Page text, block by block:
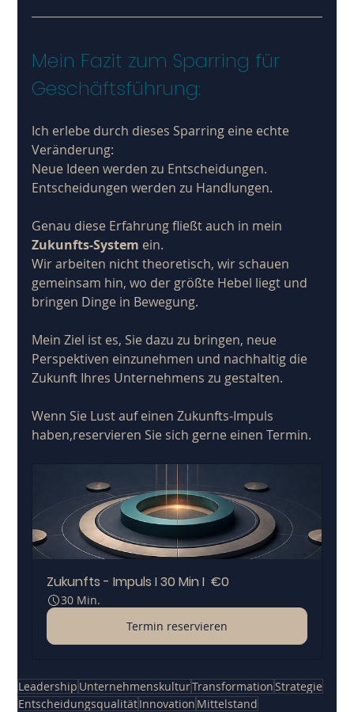
Mein Fazit zum Sparring für
Geschäftsführung:
Ich erlebe durch dieses Sparring eine echte
Veränderung:
Neue Ideen werden zu Entscheidungen.
Entscheidungen werden zu Handlungen.
Genau diese Erfahrung fließt auch in mein
Zukunfts-System ein.
Wir arbeiten nicht theoretisch, wir schauen
gemeinsam hin, wo der größte Hebel liegt und
bringen Dinge in Bewegung.
Mein Ziel ist es, Sie dazu zu bringen, neue
Perspektiven einzunehmen und nachhaltig die
Zukunft Ihres Unternehmens zu gestalten.
Wenn Sie Lust auf einen Zukunfts-Impuls
haben,reservieren Sie sich gerne einen Termin.
Zukunfts - Impuls I 30 Min I  €0
30 Min.
Termin reservieren
Leadership UnternehmenskulturTransformationStrategie
EntscheidungsqualitätInnovation Mittelstand